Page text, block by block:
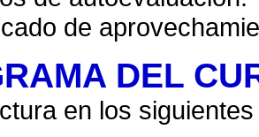
de
DEL
en los